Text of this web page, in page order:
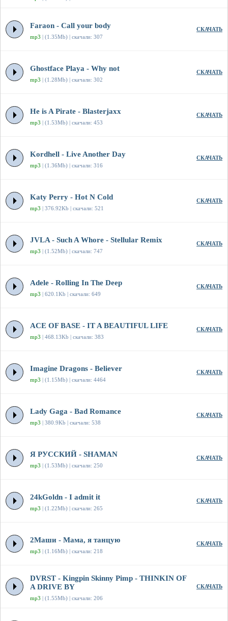
Faraon - Call your body
mp3 | (1.35Mb) | скачали: 307
СКАЧАТЬ
Ghostface Playa - Why not
mp3 | (1.28Mb) | скачали: 302
СКАЧАТЬ
He is A Pirate - Blasterjaxx
mp3 | (1.53Mb) | скачали: 453
СКАЧАТЬ
Kordhell - Live Another Day
mp3 | (1.36Mb) | скачали: 316
СКАЧАТЬ
Katy Perry - Hot N Cold
mp3 | 376.92Kb | скачали: 521
СКАЧАТЬ
JVLA - Such A Whore - Stellular Remix
mp3 | (1.52Mb) | скачали: 747
СКАЧАТЬ
Adele - Rolling In The Deep
mp3 | 620.1Kb | скачали: 649
СКАЧАТЬ
ACE OF BASE - IT A BEAUTIFUL LIFE
mp3 | 468.13Kb | скачали: 383
СКАЧАТЬ
Imagine Dragons - Believer
mp3 | (1.15Mb) | скачали: 4464
СКАЧАТЬ
Lady Gaga - Bad Romance
mp3 | 380.9Kb | скачали: 538
СКАЧАТЬ
Я РУССКИЙ - SHAMAN
mp3 | (1.53Mb) | скачали: 250
СКАЧАТЬ
24kGoldn - I admit it
mp3 | (1.22Mb) | скачали: 265
СКАЧАТЬ
2Маши - Мама, я танцую
mp3 | (1.16Mb) | скачали: 218
СКАЧАТЬ
DVRST - Kingpin Skinny Pimp - THINKIN OF
A DRIVE BY
mp3 | (1.55Mb) | скачали: 206
СКАЧАТЬ